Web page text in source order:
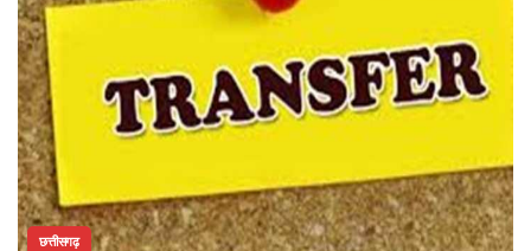
छत्तीसगढ़